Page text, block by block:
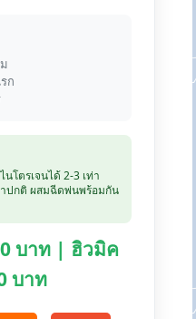
ก
โตรเจนได้ 2-3 เท่า
าปกติ ผสมฉีดพ่นพร้อมกัน
บาท | ฮิวมิค
บาท